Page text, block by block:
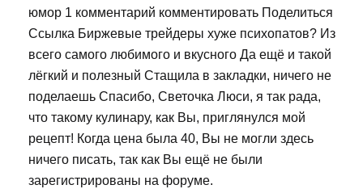
юмор 1 комментарий комментировать Поделиться
Ссылка Биржевые трейдеры хуже психопатов? Из
всего самого любимого и вкусного Да ещё и такой
лёгкий и полезный Стащила в закладки, ничего не
поделаешь Спасибо, Светочка Люси, я так рада,
что такому кулинару, как Вы, приглянулся мой
рецепт! Когда цена была 40, Вы не могли здесь
ничего писать, так как Вы ещё не были
зарегистрированы на форуме.